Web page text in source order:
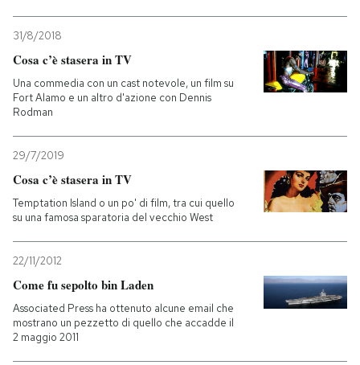
31/8/2018
Cosa c’è stasera in TV
Una commedia con un cast notevole, un film su
Fort Alamo e un altro d'azione con Dennis
Rodman
29/7/2019
Cosa c’è stasera in TV
Temptation Island o un po' di film, tra cui quello
su una famosa sparatoria del vecchio West
22/11/2012
Come fu sepolto bin Laden
Associated Press ha ottenuto alcune email che
mostrano un pezzetto di quello che accadde il
2 maggio 2011